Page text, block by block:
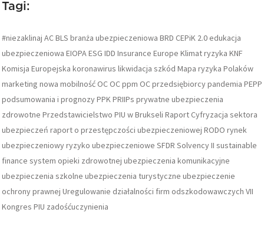
Tagi:
#niezaklinaj ACBLS branża ubezpieczeniowa BRD CEPiK 2.0 edukacja
ubezpieczeniowa EIOPAESG IDD Insurance Europe Klimat ryzyka KNF
Komisja Europejska koronawirus likwidacja szkód Mapa ryzyka Polaków
marketing nowa mobilność OC OC ppm OC przedsiębiorcypandemia PEPP
podsumowania i prognozyPPKPRIIPs prywatne ubezpieczenia
zdrowotne Przedstawicielstwo PIU w Brukseli Raport Cyfryzacja sektora
ubezpieczeń raport o przestępczości ubezpieczeniowej RODO rynek
ubezpieczeniowyryzyko ubezpieczeniowe SFDR Solvency II sustainable
finance system opieki zdrowotnej ubezpieczenia komunikacyjne
ubezpieczenia szkolne ubezpieczenia turystyczne ubezpieczenie
ochrony prawnej Uregulowanie działalności firm odszkodowawczych VII
Kongres PIU zadośćuczynienia